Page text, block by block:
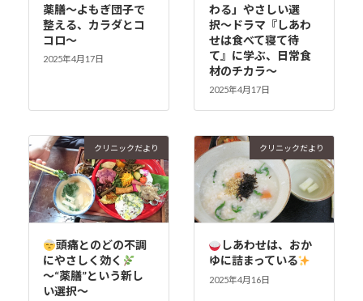
薬膳〜よもぎ団子で
整える、カラダとコ
コロ〜
2025年4月17日
わる」やさしい選
択〜ドラマ『しあわ
せは食べて寝て待
て』に学ぶ、日常食
材のチカラ〜
2025年4月17日
クリニックだより
頭痛とのどの不調
にやさしく効く
〜“薬膳”という新し
い選択〜
クリニックだより
しあわせは、おか
ゆに詰まっている
2025年4月16日